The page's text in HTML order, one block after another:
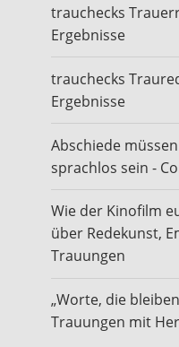
trauchecks
Ergebnisse
trauchecks
Ergebnisse
Abschiede
sprachlos sein -
Wie der Kinofilm
über Redekunst,
Trauungen
„Worte, die
Trauungen mit